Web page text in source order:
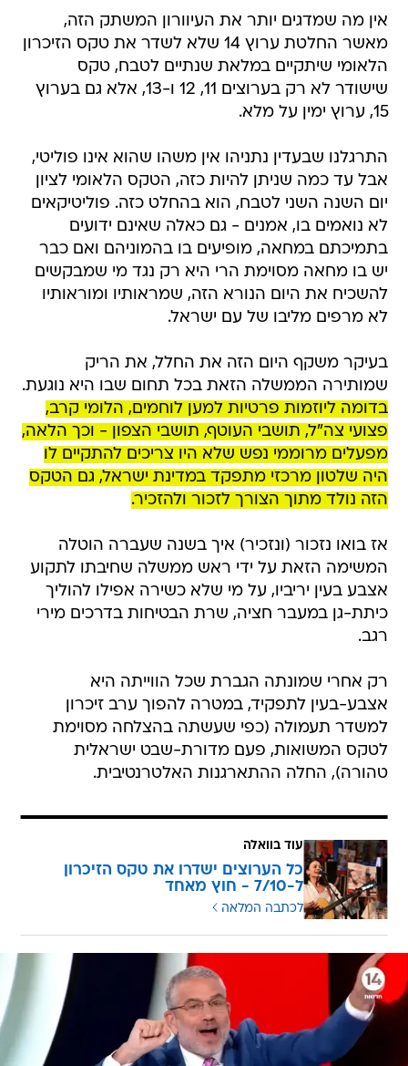
אין מה שמדגים יותר את העיוורון המשתק הזה,
מאשר החלטת ערוץ 14 שלא לשדר את טקס הזיכרון
הלאומי שיתקיים במלאת שנתיים לטבח, טקס
שישודר לא רק בערוצים 11, 12 ו-13, אלא גם בערוץ
15, ערוץ ימין על מלא.
התרגלנו שבעדין נתניהו אין משהו שהוא אינו פוליטי,
אבל עד כמה שניתן להיות כזה, הטקס הלאומי לציון
יום השנה השני לטבח, הוא בהחלט כזה. פוליטיקאים
לא נואמים בו, אמנים - גם כאלה שאינם ידועים
בתמיכתם במחאה, מופיעים בו בהמוניהם ואם כבר
יש בו מחאה מסוימת הרי היא רק נגד מי שמבקשים
להשכיח את היום הנורא הזה, שמראותיו ומוראותיו
לא מרפים מליבו של עם ישראל.
בעיקר משקף היום הזה את החלל, את הריק
שמותירה הממשלה הזאת בכל תחום שבו היא נוגעת.
בדומה ליוזמות פרטיות למען לוחמים, הלומי קרב,
פצועי צה"ל, תושבי העוטף, תושבי הצפון - וכך הלאה,
מפעלים מרוממי נפש שלא היו צריכים להתקיים לו
היה שלטון מרכזי מתפקד במדינת ישראל, גם הטקס
הזה נולד מתוך הצורך לזכור ולהזכיר.
אז בואו נזכור (ונזכיר) איך בשנה שעברה הוטלה
המשימה הזאת על ידי ראש ממשלה שחיבתו לתקוע
אצבע בעין יריביו, על מי שלא כשירה אפילו להוליך
כיתת-גן במעבר חציה, שרת הבטיחות בדרכים מירי
רגב.
רק אחרי שמונתה הגברת שכל הווייתה היא
אצבע-בעין לתפקיד, במטרה להפוך ערב זיכרון
למשדר תעמולה (כפי שעשתה בהצלחה מסוימת
לטקס המשואות, פעם מדורת-שבט ישראלית
טהורה), החלה ההתארגנות האלטרנטיבית.
עוד בוואלה
כל הערוצים ישדרו את טקס הזיכרון
ל-7/10 - חוץ מאחד
לכתבה המלאה